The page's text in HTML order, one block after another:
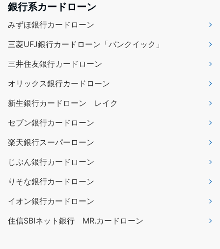
銀行系カードローン
みずほ銀行カードローン
三菱UFJ銀行カードローン「バンクイック」
三井住友銀行カードローン
オリックス銀行カードローン
新生銀行カードローン レイク
セブン銀行カードローン
楽天銀行スーパーローン
じぶん銀行カードローン
りそな銀行カードローン
イオン銀行カードローン
住信SBIネット銀行 MR.カードローン